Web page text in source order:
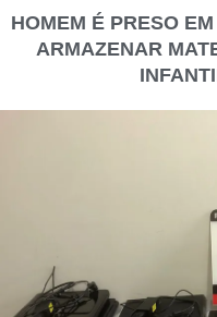
HOMEM É PRESO
ARMAZENAR